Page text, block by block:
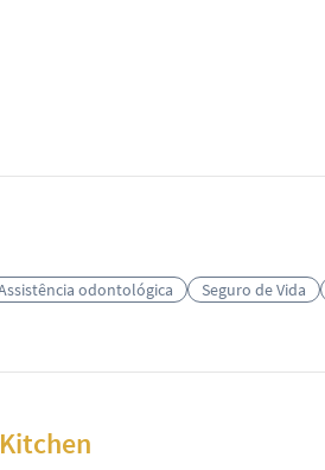
odontológica Seguro de Vida